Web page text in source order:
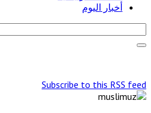
أخبار اليوم
Subscribe to this RSS feed